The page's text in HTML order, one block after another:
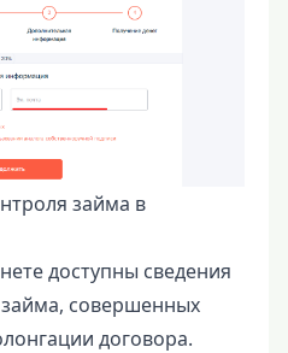
займа в
доступны сведения
совершенных
договора.